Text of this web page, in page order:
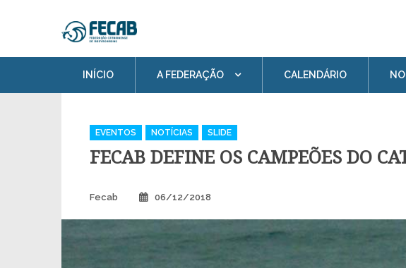
INÍCIO A FEDERAÇÃO CALENDÁRIO
Categories
EVENTOS NOTÍCIAS SLIDE
FECAB DEFINE OS CAMPEÕES DO
Author
Fecab 06/12/2018